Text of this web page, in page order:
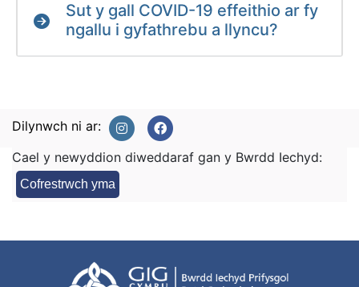
Sut y gall COVID-19 effeithio ar fy
ngallu i gyfathrebu a llyncu?
Dilynwch ni ar:
Cael y newyddion diweddaraf gan y Bwrdd Iechyd:
Cofrestrwch yma